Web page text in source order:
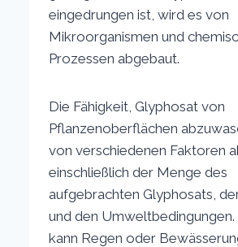
eingedrungen ist, wird es von
Mikroorganismen und
Prozessen abgebaut.
Die Fähigkeit, Glyphosat von
Pflanzenoberflächen
von verschiedenen Faktoren
einschließlich der Menge des
aufgebrachten Glyphosats,
und den
kann Regen oder